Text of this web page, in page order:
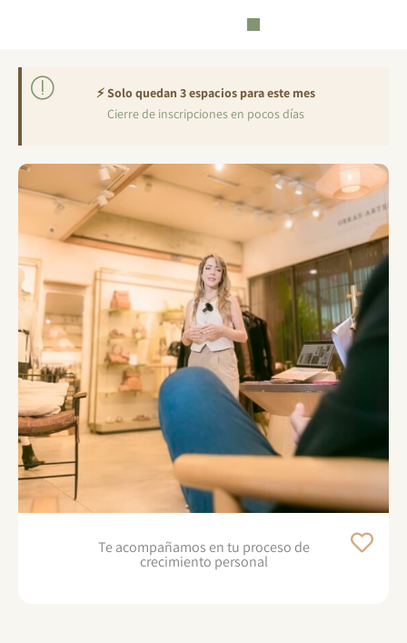
⚡ Solo quedan 3 espacios para este mes
Cierre de inscripciones en pocos días
Te acompañamos en tu proceso de
crecimiento personal